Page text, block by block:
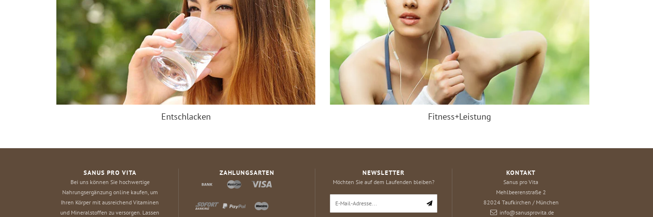
Entschlacken Fitness+Leistung
SANUS PRO VITA
Bei uns können Sie hochwertige
Nahrungsergänzung online kaufen, um
Ihren Körper mit ausreichend Vitaminen
und Mineralstoffen zu versorgen. Lassen
ZAHLUNGSARTEN NEWSLETTER
Möchten Sie auf dem Laufenden bleiben?
KONTAKT
Sanus pro Vita
Mehlbeerenstraße 2
82024 Taufkirchen / München
info@sanusprovita.de